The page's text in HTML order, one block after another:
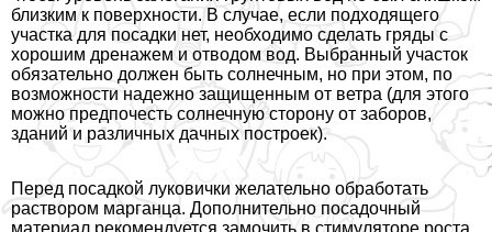
близким к поверхности. В случае, если подходящего
участка для посадки нет, необходимо сделать гряды с
хорошим дренажем и отводом вод. Выбранный участок
обязательно должен быть солнечным, но при этом, по
возможности надежно защищенным от ветра (для этого
можно предпочесть солнечную сторону от заборов,
зданий и различных дачных построек).
Перед посадкой луковички желательно обработать
раствором марганца. Дополнительно посадочный
материал рекомендуется замочить в стимуляторе роста